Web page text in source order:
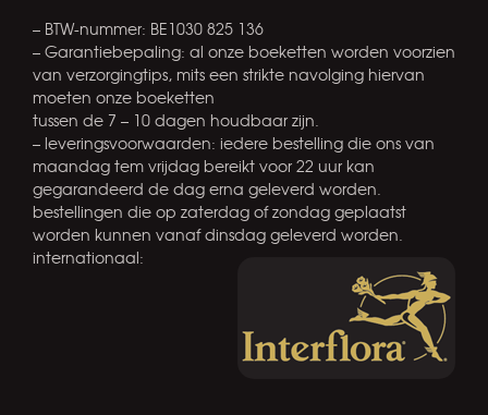
– BTW-nummer: BE1030 825 136
– Garantiebepaling: al onze boeketten worden voorzien
van verzorgingtips, mits een strikte navolging hiervan
moeten onze boeketten
tussen de 7 – 10 dagen houdbaar zijn.
– leveringsvoorwaarden: iedere bestelling die ons van
maandag tem vrijdag bereikt voor 22 uur kan
gegarandeerd de dag erna geleverd worden.
bestellingen die op zaterdag of zondag geplaatst
worden kunnen vanaf dinsdag geleverd worden.
internationaal: